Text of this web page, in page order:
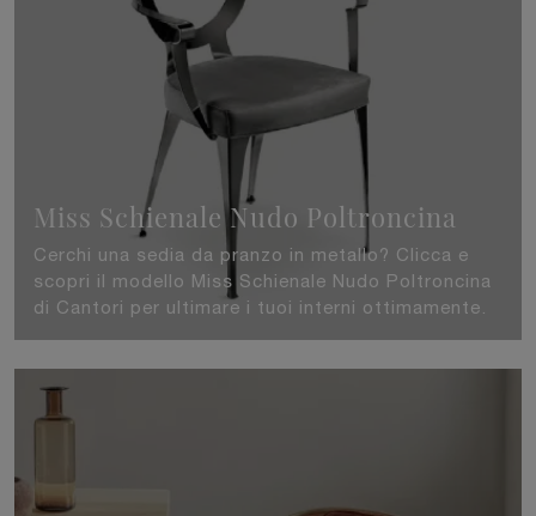
Miss Schienale Nudo Poltroncina
Cerchi una sedia da pranzo in metallo? Clicca e
scopri il modello Miss Schienale Nudo Poltroncina
di Cantori per ultimare i tuoi interni ottimamente.